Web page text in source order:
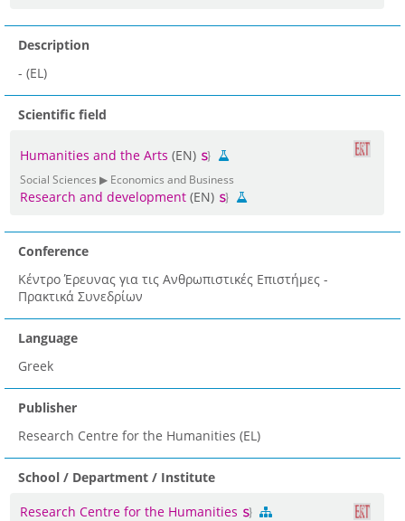
Description
- (EL)
Scientific field
Humanities and the Arts (EN)
Social Sciences ▶ Economics and Business
Research and development (EN)
Conference
Κέντρο Έρευνας για τις Ανθρωπιστικές Επιστήμες -
Πρακτικά Συνεδρίων
Language
Greek
Publisher
Research Centre for the Humanities (EL)
School / Department / Institute
Research Centre for the Humanities